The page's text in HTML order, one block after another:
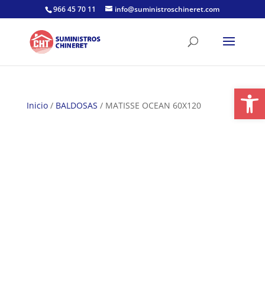
966 45 70 11 info@suministroschineret.com
Inicio/ BALDOSAS / MATISSE OCEAN 60X120